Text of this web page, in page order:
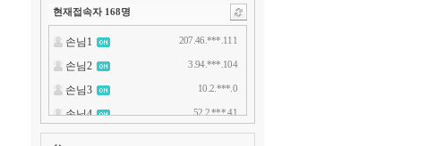
현재접속자 168명